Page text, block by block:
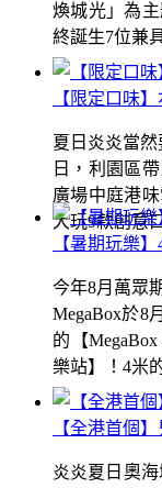
【限定口味
夏日炎炎當
日，利園區
廣場中庭港
大玩9款創意
【全港首個
炎炎夏日奧
煥城光」為
終誕生7位兼
【暑期玩樂
今年8月萬眾
MegaBox於8
的【
樂站】！4米